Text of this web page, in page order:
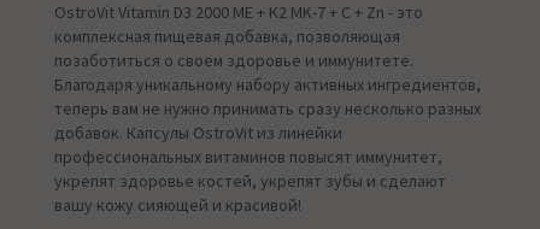
OstroVit Vitamin D3 2000 МЕ + K2 MK-7 + C + Zn - это
комплексная пищевая добавка, позволяющая
позаботиться о своем здоровье и иммунитете.
Благодаря уникальному набору активных ингредиентов,
теперь вам не нужно принимать сразу несколько разных
добавок. Капсулы OstroVit из линейки
профессиональных витаминов повысят иммунитет,
укрепят здоровье костей, укрепят зубы и сделают
вашу кожу сияющей и красивой!